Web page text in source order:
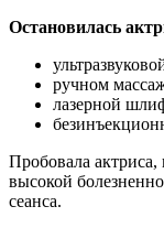
Остановилась
ручном
лазерной
Пробовала актриса,
высокой
сеанса.